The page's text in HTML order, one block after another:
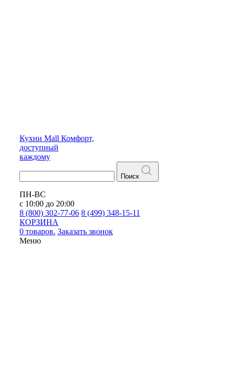
Кухни Mall Комфорт,
доступный
каждому
Поиск
ПН-ВС
с 10:00 до 20:00
8 (800) 302-77-06 8 (499) 348-15-11
КОРЗИНА
0 товаров. Заказать звонок
Меню